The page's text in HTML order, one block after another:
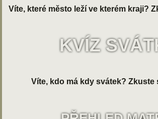
Víte, které město leží ve kterém kraji?
KVÍZ
Víte, kdo má kdy svátek? Zkuste